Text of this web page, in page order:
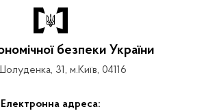
безпеки України
31, м.Київ, 04116
Електронна адреса: